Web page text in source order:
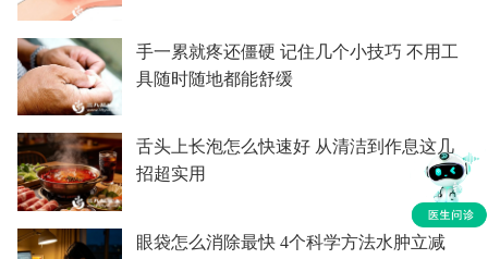
手一累就疼还僵硬 记住几个小技巧 不用工
具随时随地都能舒缓
舌头上长泡怎么快速好 从清洁到作息这几
招超实用
眼袋怎么消除最快 4个科学方法水肿立减